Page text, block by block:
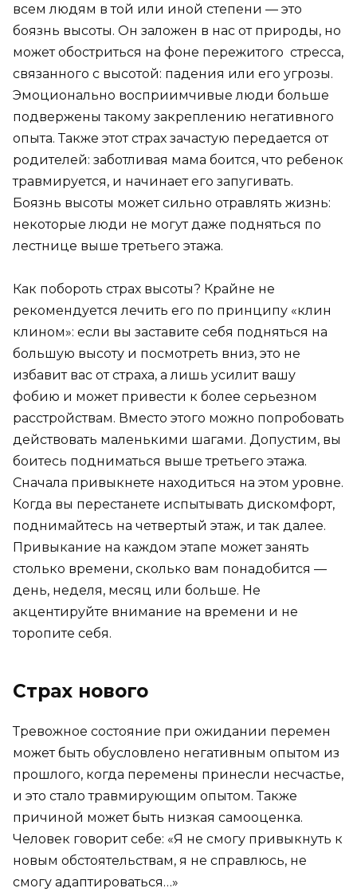
всем людям в той или иной степени — это
боязнь высоты. Он заложен в нас от природы, но
может обостриться на фоне пережитого стресса,
связанного с высотой: падения или его угрозы.
Эмоционально восприимчивые люди больше
подвержены такому закреплению негативного
опыта. Также этот страх зачастую передается от
родителей: заботливая мама боится, что ребенок
травмируется, и начинает его запугивать.
Боязнь высоты может сильно отравлять жизнь:
некоторые люди не могут даже подняться по
лестнице выше третьего этажа.
Как побороть страх высоты? Крайне не
рекомендуется лечить его по принципу «клин
клином»: если вы заставите себя подняться на
большую высоту и посмотреть вниз, это не
избавит вас от страха, а лишь усилит вашу
фобию и может привести к более серьезном
расстройствам. Вместо этого можно попробовать
действовать маленькими шагами. Допустим, вы
боитесь подниматься выше третьего этажа.
Сначала привыкнете находиться на этом уровне.
Когда вы перестанете испытывать дискомфорт,
поднимайтесь на четвертый этаж, и так далее.
Привыкание на каждом этапе может занять
столько времени, сколько вам понадобится —
день, неделя, месяц или больше. Не
акцентируйте внимание на времени и не
торопите себя.
Страх нового
Тревожное состояние при ожидании перемен
может быть обусловлено негативным опытом из
прошлого, когда перемены принесли несчастье,
и это стало травмирующим опытом. Также
причиной может быть низкая самооценка.
Человек говорит себе: «Я не смогу привыкнуть к
новым обстоятельствам, я не справлюсь, не
смогу адаптироваться…»